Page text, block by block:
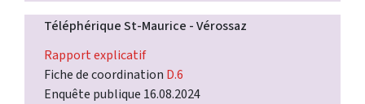
Téléphérique St-Maurice - Vérossaz
Rapport explicatif
Fiche de coordination D.6
Enquête publique 16.08.2024